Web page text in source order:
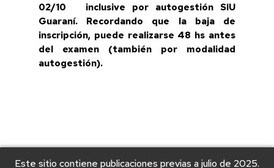
02/10 inclusive por autogestión SIU
Guaraní. Recordando que la baja de
inscripción, puede realizarse 48 hs antes
del examen (también por modalidad
autogestión).
Este sitio contiene publicaciones previas a julio de 2025.